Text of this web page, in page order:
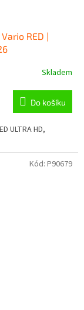
RED |
Skladem
Do košíku
ULTRA HD,
Kód: P90679